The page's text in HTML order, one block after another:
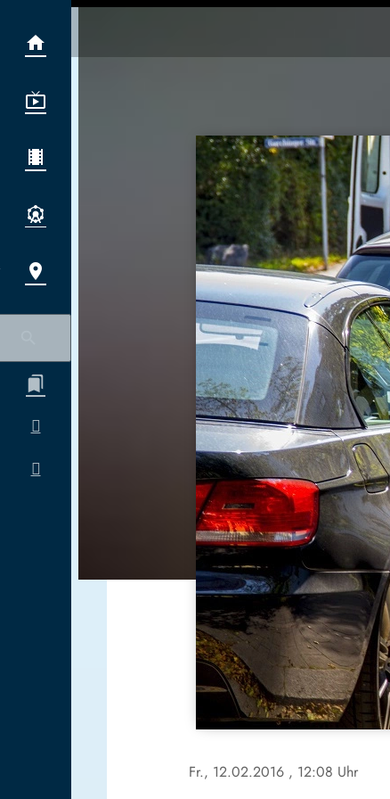
Fr., 12.02.2016 , 12:08 Uhr